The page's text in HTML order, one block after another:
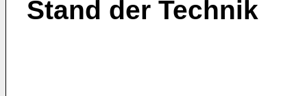
Stand der Technik